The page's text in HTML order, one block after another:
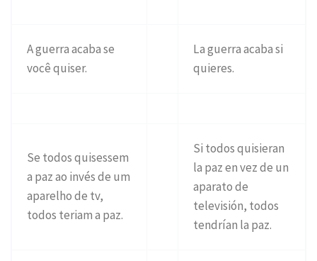
A guerra acaba se
você quiser.
La guerra acaba si
quieres.
Se todos quisessem
a paz ao invés de um
aparelho de tv,
todos teriam a paz.
Si todos quisieran
la paz en vez de un
aparato de
televisión, todos
tendrían la paz.